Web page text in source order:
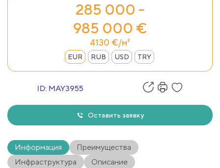
285 000 -
985 000 €
4130 €/м²
EUR RUB USD TRY
ID: MAY3955
Оставить заявку
Информация
Преимущества
Инфраструктура
Описание